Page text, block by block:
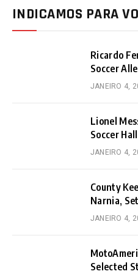
INDICAMOS PARA
Ricardo
Soccer
JANEIRO 4,
Lionel
Soccer
JANEIRO 4,
County
Narnia,
JANEIRO 4,
Selected